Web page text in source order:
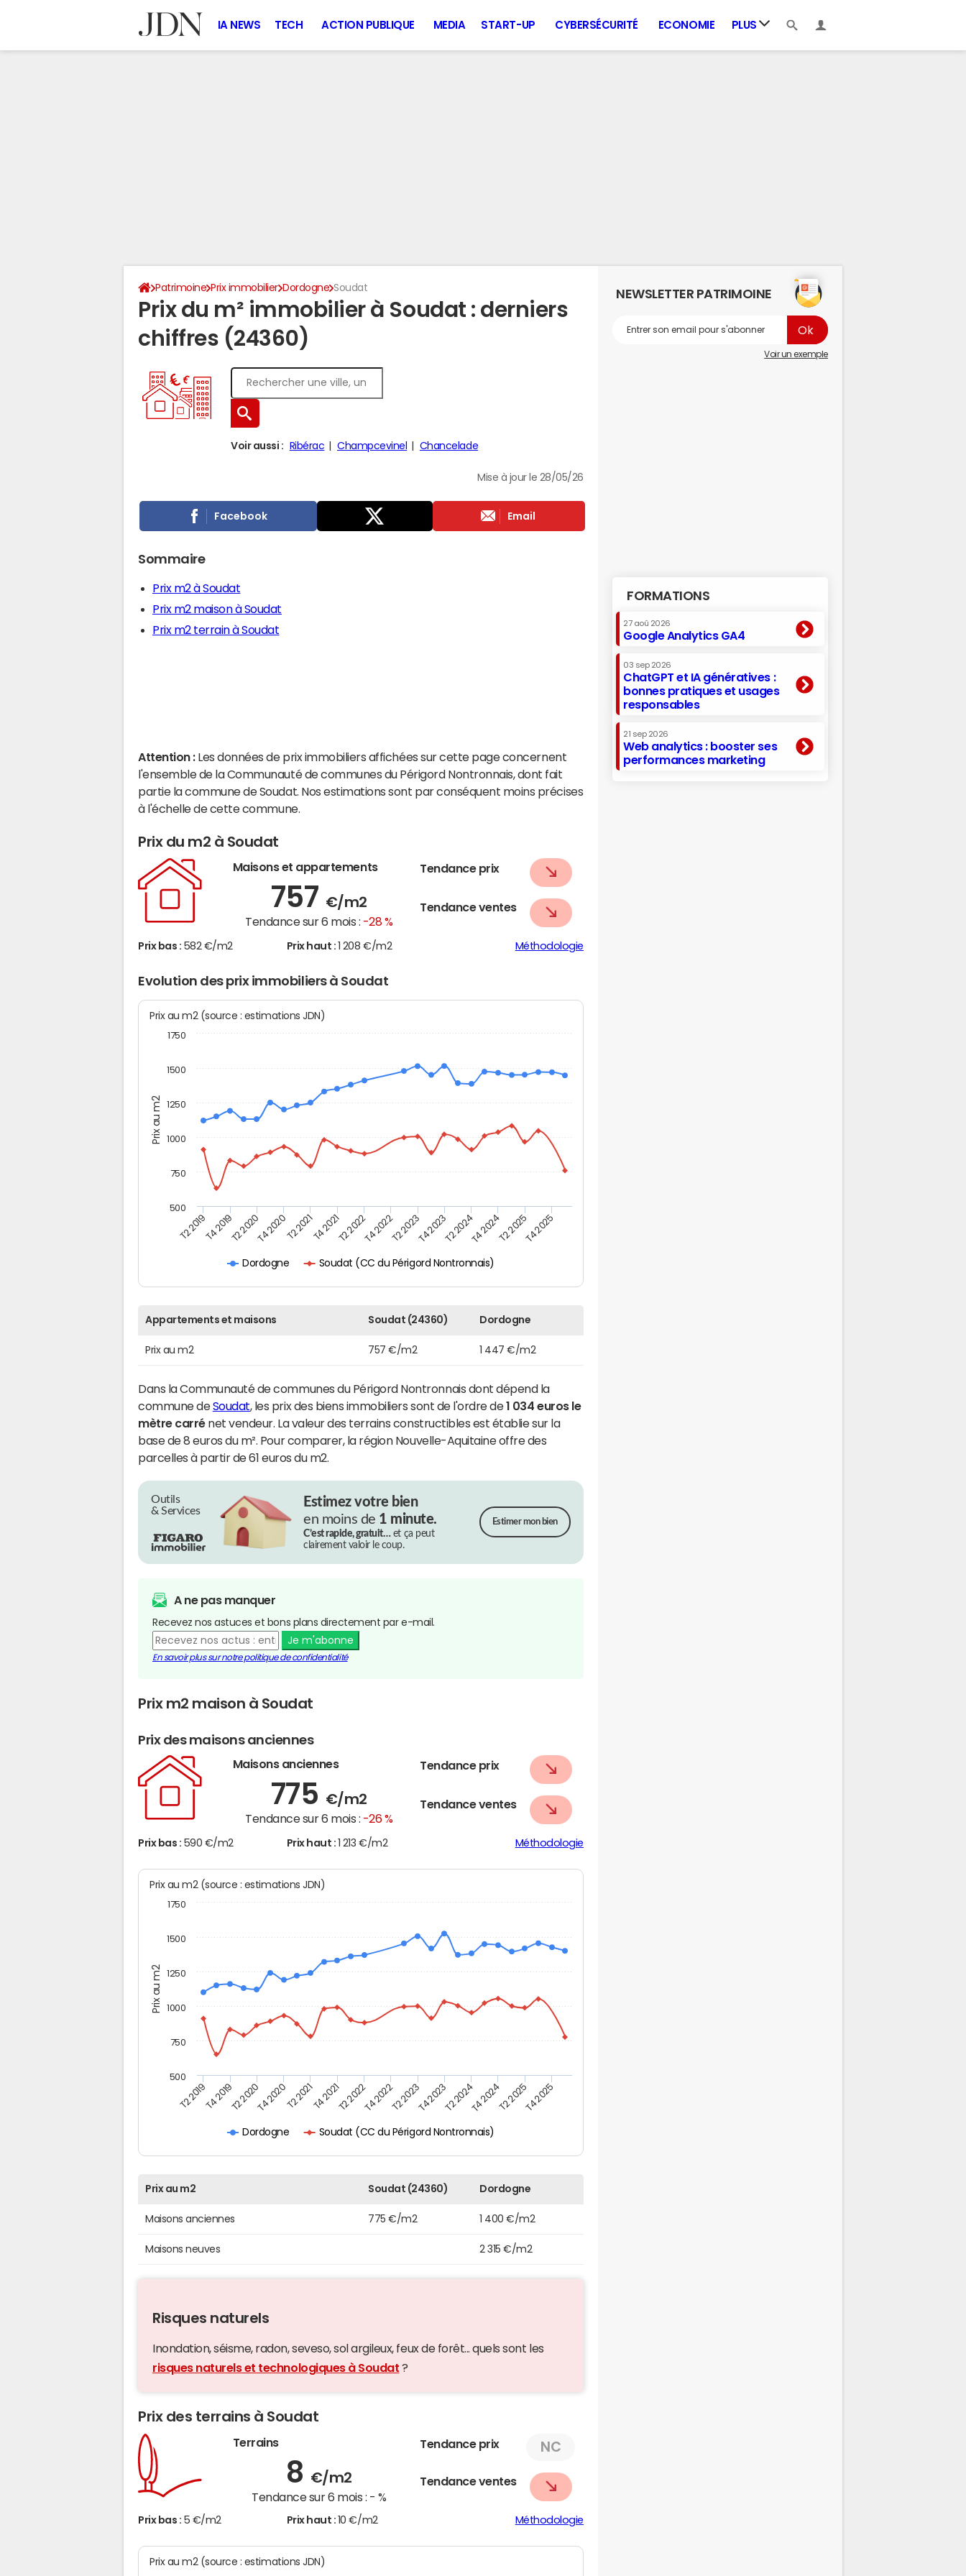
IA NEWS TECH ACTION PUBLIQUE MEDIA START-UP CYBERSÉCURITÉ ECONOMIE PLUS
Patrimoine Prix immobilier Dordogne Soudat
Prix du m² immobilier à Soudat : derniers
chiffres (24360)
Voir aussi : Ribérac Champcevinel Chancelade
Mise à jour le 28/05/26
Facebook Email
Sommaire
Prix m2 à Soudat
Prix m2 maison à Soudat
Prix m2 terrain à Soudat
Attention : Les données de prix immobiliers affichées sur cette page concernent
l'ensemble de la Communauté de communes du Périgord Nontronnais, dont fait
partie la commune de Soudat. Nos estimations sont par conséquent moins précises
à l'échelle de cette commune.
Prix du m2 à Soudat
Maisons et appartements
757 €/m2
Tendance sur 6 mois : -28 %
Tendance prix
Tendance ventes
Prix bas : 582 €/m2 Prix haut : 1 208 €/m2 Méthodologie
Evolution des prix immobiliers à Soudat
Prix au m2
Prix au m2 (source : estimations JDN)
Dordogne Soudat (CC du Périgord Nontronnais)
T2 2019T4 2019T2 2020T4 2020T2 2021T4 2021T2 2022T4 2022T2 2023T4 2023T2 2024T4 2024T2 2025T4 2025
500
750
1000
1250
1500
1750
Appartements et maisons Soudat (24360) Dordogne
Prix au m2 757 €/m2 1 447 €/m2
Dans la Communauté de communes du Périgord Nontronnais dont dépend la
commune deSoudat, les prix des biens immobiliers sont de l'ordre de1 034 euros le
mètre carrénet vendeur. La valeur des terrains constructibles est établie sur la
base de 8 euros du m². Pour comparer, la région Nouvelle-Aquitaine offre des
parcelles à partir de 61 euros du m2.
Outils
& Services
Estimez votre bien
en moins de 1 minute.
C’est rapide, gratuit…et ça peut
clairement valoir le coup.
Estimer mon bien
A ne pas manquer
Recevez nos astuces et bons plans directement par e-mail.
Je m'abonne
En savoir plus sur notre politique de confidentialité
Prix m2 maison à Soudat
Prix des maisons anciennes
Maisons anciennes
775 €/m2
Tendance sur 6 mois : -26 %
Tendance prix
Tendance ventes
Prix bas : 590 €/m2 Prix haut : 1 213 €/m2 Méthodologie
Prix au m2
Prix au m2 (source : estimations JDN)
Dordogne Soudat (CC du Périgord Nontronnais)
T2 2019T4 2019T2 2020T4 2020T2 2021T4 2021T2 2022T4 2022T2 2023T4 2023T2 2024T4 2024T2 2025T4 2025
500
750
1000
1250
1500
1750
Prix au m2 Soudat (24360) Dordogne
Maisons anciennes 775 €/m2 1 400 €/m2
Maisons neuves 2 315 €/m2
Risques naturels
Inondation, séisme, radon, seveso, sol argileux, feux de forêt... quels sont les
risques naturels et technologiques à Soudat ?
Prix des terrains à Soudat
Terrains
8 €/m2
Tendance sur 6 mois : - %
Tendance prix NC
Tendance ventes
Prix bas : 5 €/m2 Prix haut : 10 €/m2 Méthodologie
Prix au m2 (source : estimations JDN)
NEWSLETTER PATRIMOINE
Voir un exemple
FORMATIONS
27 aoû 2026
Google Analytics GA4
03 sep 2026
ChatGPT et IA génératives :
bonnes pratiques et usages
responsables
21 sep 2026
Web analytics : booster ses
performances marketing